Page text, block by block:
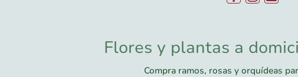
Flores y plantas a
Compra ramos, rosas y orquídeas